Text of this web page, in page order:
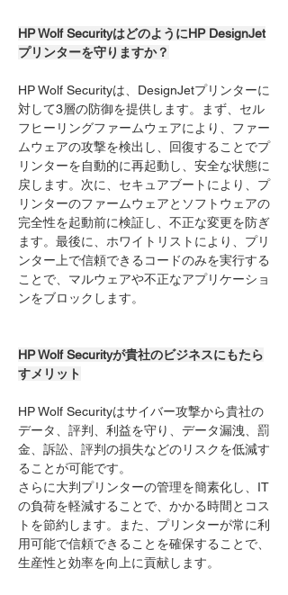
HP Wolf SecurityはどのようにHP DesignJet
プリンターを守りますか？
HP Wolf Securityは、DesignJetプリンターに
対して3層の防御を提供します。まず、セル
フヒーリングファームウェアにより、ファー
ムウェアの攻撃を検出し、回復することでプ
リンターを自動的に再起動し、安全な状態に
戻します。次に、セキュアブートにより、プ
リンターのファームウェアとソフトウェアの
完全性を起動前に検証し、不正な変更を防ぎ
ます。最後に、ホワイトリストにより、プリ
ンター上で信頼できるコードのみを実行する
ことで、マルウェアや不正なアプリケーショ
ンをブロックします。
HP Wolf Securityが貴社のビジネスにもたら
すメリット
HP Wolf Securityはサイバー攻撃から貴社の
データ、評判、利益を守り、データ漏洩、罰
金、訴訟、評判の損失などのリスクを低減す
ることが可能です。
さらに大判プリンターの管理を簡素化し、IT
の負荷を軽減することで、かかる時間とコス
トを節約します。また、プリンターが常に利
用可能で信頼できることを確保することで、
生産性と効率を向上に貢献します。